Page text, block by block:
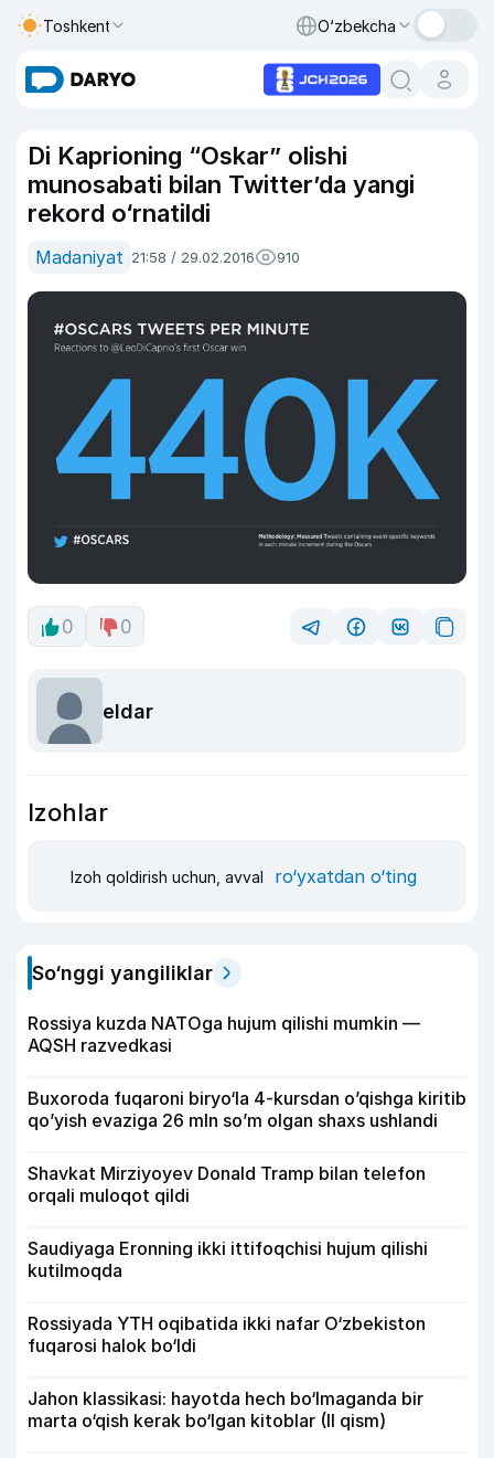
Toshkent O‘zbekcha
Di Kaprioning “Oskar” olishi
munosabati bilan Twitter’da yangi
rekord o‘rnatildi
Madaniyat 21:58 / 29.02.2016 910
0 0
eldar
Izohlar
Izoh qoldirish uchun, avval ro‘yxatdan o‘ting
So‘nggi yangiliklar
Rossiya kuzda NATOga hujum qilishi mumkin —
AQSH razvedkasi
Buxoroda fuqaroni biryo‘la 4-kursdan o’qishga kiritib
qo’yish evaziga 26 mln so’m olgan shaxs ushlandi
Shavkat Mirziyoyev Donald Tramp bilan telefon
orqali muloqot qildi
Saudiyaga Eronning ikki ittifoqchisi hujum qilishi
kutilmoqda
Rossiyada YTH oqibatida ikki nafar O‘zbekiston
fuqarosi halok bo‘ldi
Jahon klassikasi: hayotda hech bo‘lmaganda bir
marta o‘qish kerak bo‘lgan kitoblar (II qism)